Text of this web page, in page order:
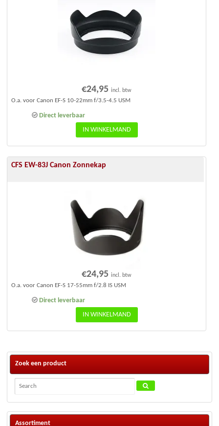
€24,95 incl. btw
Direct leverbaar
O.a. voor Canon EF-S 10-22mm f/3.5-4.5 USM
IN WINKELMAND
CFS EW-83J Canon Zonnekap
€24,95 incl. btw
Direct leverbaar
O.a. voor Canon EF-S 17-55mm f/2.8 IS USM
IN WINKELMAND
Zoek een product
Assortiment